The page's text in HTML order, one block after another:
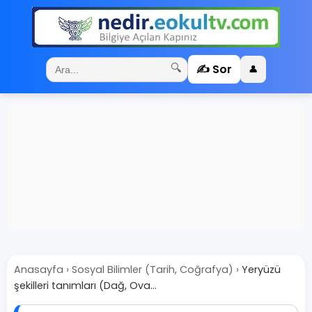
🔍 ✍️ Sor 👤
Anasayfa › Sosyal Bilimler (Tarih, Coğrafya) › Yeryüzü
şekilleri tanımları (Dağ, Ova...